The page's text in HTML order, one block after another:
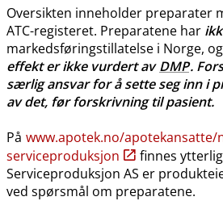
Oversikten inneholder preparater
ATC-registeret. Preparatene har
markedsføringstillatelse i Norge, og
effekt er ikke vurdert avDMP.
særlig ansvar for å sette seg inn i
av det, før forskrivning til pasient.
På www.apotek.no​/​
serviceproduksjon
finnes
Serviceproduksjon AS er
ved spørsmål om preparatene.